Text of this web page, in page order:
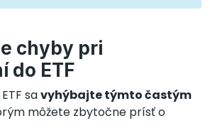
chyby pri
do ETF
savyhýbajte týmto častým
môžete zbytočne prísť o